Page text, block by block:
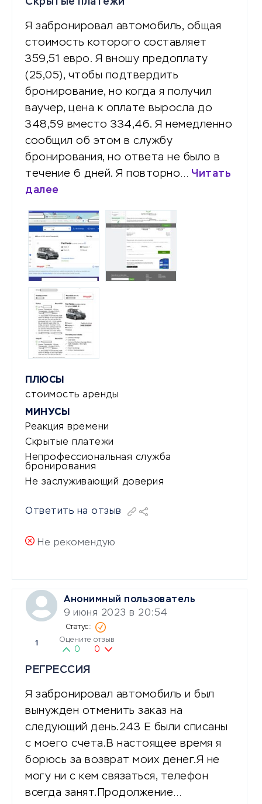
Я забронировал автомобиль, общая
стоимость которого составляет
359,51 евро. Я вношу предоплату
(25,05), чтобы подтвердить
бронирование, но когда я получил
ваучер, цена к оплате выросла до
348,59 вместо 334,46. Я немедленно
сообщил об этом в службу
бронирования, но ответа не было в
течение 6 дней. Я повторно… Читать
далее
ПЛЮСЫ
стоимость аренды
МИНУСЫ
Реакция времени
Скрытые платежи
Непрофессиональная служба
бронирования
Не заслуживающий доверия
Ответить на отзыв
Не рекомендую
Анонимный пользователь
9 июня 2023 в 20:54
1 Оцените отзыв
0 0
РЕГРЕССИЯ
Я забронировал автомобиль и был
вынужден отменить заказ на
следующий день.243 Е были списаны
с моего счета.В настоящее время я
борюсь за возврат моих денег.Я не
могу ни с кем связаться, телефон
всегда занят.Продолжение…